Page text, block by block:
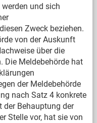
und sich
Zweck beziehen.
von der Auskunft
über die
Die Meldebehörde hat
der Meldebehörde
nach Satz 4 konkrete
Behauptung der
Stelle vor, hat sie von